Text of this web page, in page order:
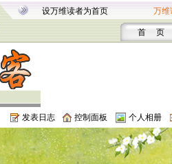
设万维读者为首页 万维
首 页
发表日志 控制面板 个人相册